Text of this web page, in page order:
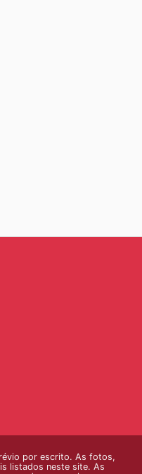
por escrito. As fotos,
listados neste site. As